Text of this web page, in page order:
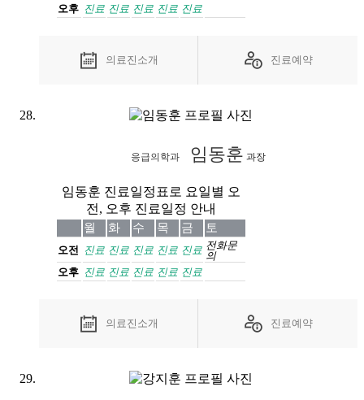
의료진소개 진료예약
오후 진료 진료 진료 진료 진료
응급의학과 임동훈 과장
의료진소개 진료예약
임동훈 진료일정표로 요일별 오
전, 오후 진료일정 안내
월 화 수 목 금 토
오전 진료 진료 진료 진료 진료 전화문
의
오후 진료 진료 진료 진료 진료